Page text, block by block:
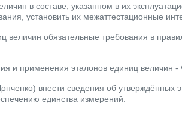
в составе, указанном в их
установить их межаттестационные
величин обязательные требования в
и применения эталонов единиц величин
внести сведения об утверждённых
единства измерений.